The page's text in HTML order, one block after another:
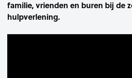
familie, vrienden en buren bij de
hulpverlening.